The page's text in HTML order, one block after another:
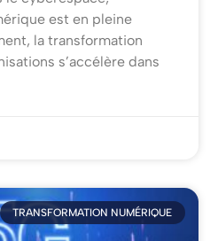
est en pleine
la transformation
s’accélère dans
TRANSFORMATION NUMÉRIQUE